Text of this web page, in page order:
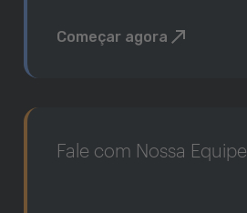
Começar agora
Fale com Nossa Equipe